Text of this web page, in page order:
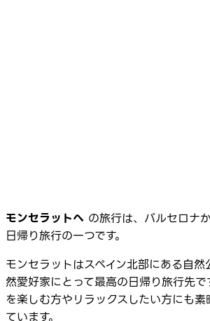
モンセラットへ の旅行は、バルセロナ
日帰り旅行の一つです。
モンセラットはスペイン北部にある自
然愛好家にとって最高の日帰り旅行先
を楽しむ方やリラックスしたい方にも
ています。